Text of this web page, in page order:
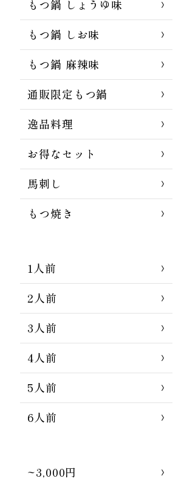
もつ鍋 しょうゆ味
もつ鍋 しお味
もつ鍋 麻辣味
通販限定もつ鍋
逸品料理
お得なセット
馬刺し
もつ焼き
1人前
2人前
3人前
4人前
5人前
6人前
~3,000円